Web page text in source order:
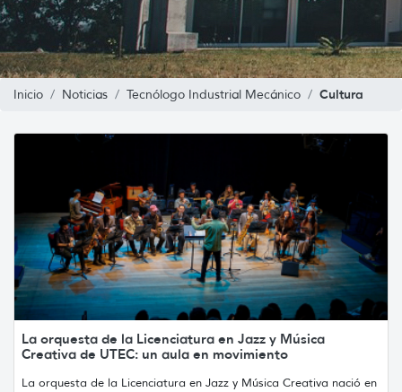
Inicio Noticias Tecnólogo Industrial Mecánico Cultura
La orquesta de la Licenciatura en Jazz y Música
Creativa de UTEC: un aula en movimiento
La orquesta de la Licenciatura en Jazz y Música Creativa nació en